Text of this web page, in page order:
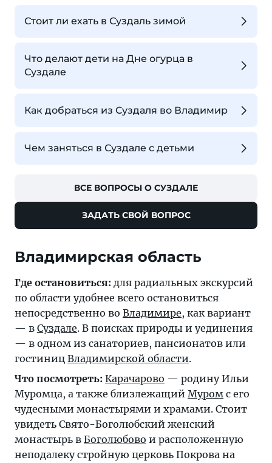
Стоит ли ехать в Суздаль зимой
Что делают дети на Дне огурца в
Суздале
Как добраться из Суздаля во Владимир
Чем заняться в Суздале с детьми
ВСЕ ВОПРОСЫ О СУЗДАЛЕ
ЗАДАТЬ СВОЙ ВОПРОС
Владимирская область
Где остановиться: для радиальных экскурсий
по области удобнее всего остановиться
непосредственно во Владимире, как вариант
— в Суздале. В поисках природы и уединения
— в одном из санаториев, пансионатов или
гостиниц Владимирской области.
Что посмотреть: Карачарово — родину Ильи
Муромца, а также близлежащий Муром с его
чудесными монастырями и храмами. Стоит
увидеть Свято-Боголюбский женский
монастырь в Боголюбово и расположенную
неподалеку стройную церковь Покрова на